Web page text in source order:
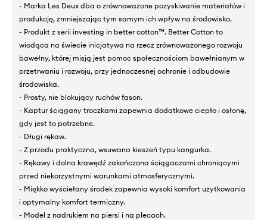
- Marka Les Deux dba o zrównoważone pozyskiwanie materiałów i
produkcję, zmniejszając tym samym ich wpływ na środowisko.
- Produkt z serii investing in better cotton™. Better Cotton to
wiodąca na świecie inicjatywa na rzecz zrównoważonego rozwoju
bawełny, której misją jest pomoc społecznościom bawełnianym w
przetrwaniu i rozwoju, przy jednoczesnej ochronie i odbudowie
środowiska.
- Prosty, nie blokujący ruchów fason.
- Kaptur ściągany troczkami zapewnia dodatkowe ciepło i osłonę,
gdy jest to potrzebne.
- Długi rękaw.
- Z przodu praktyczna, wsuwana kieszeń typu kangurka.
- Rękawy i dolna krawędź zakończona ściągaczami chroniącymi
przed niekorzystnymi warunkami atmosferycznymi.
- Miękko wyściełany środek zapewnia wysoki komfort użytkowania
i optymalny komfort termiczny.
- Model z nadrukiem na piersi i na plecach.